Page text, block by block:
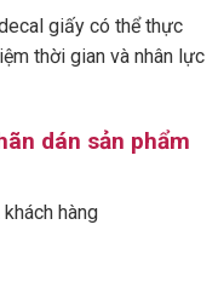
giấy có thể thực
thời gian và nhân lực
dán sản phẩm
hàng